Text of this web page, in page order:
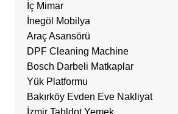
İç Mimar
İnegöl Mobilya
Araç Asansörü
DPF Cleaning Machine
Bosch Darbeli Matkaplar
Yük Platformu
Bakırköy Evden Eve Nakliyat